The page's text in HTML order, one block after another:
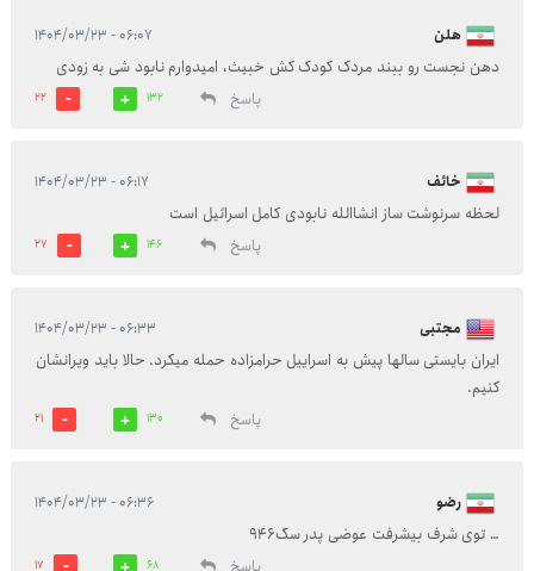
هلن ۰۶:۰۷ - ۱۴۰۴/۰۳/۲۳
دهن نجست رو ببند مردک کودک کش خبیث، امیدوارم نابود شی به زودی
پاسخ
132
22
خائف ۰۶:۱۷ - ۱۴۰۴/۰۳/۲۳
لحظه سرنوشت ساز انشاالله نابودی کامل اسرائیل است
پاسخ
146
27
مجتبی ۰۶:۳۳ - ۱۴۰۴/۰۳/۲۳
ایران بایستی سالها پیش به اسراییل حرامزاده حمله میکرد. حالا باید ویرانشان
کنیم.
پاسخ
130
21
رضو ۰۶:۳۶ - ۱۴۰۴/۰۳/۲۳
… توی شرف بیشرفت عوضی پدر سگ946
68
17